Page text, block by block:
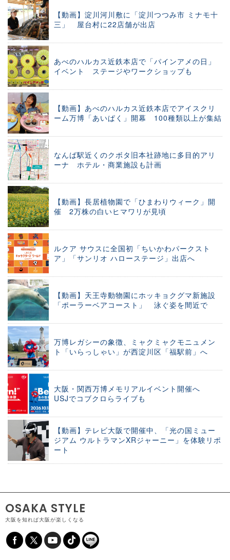
【動画】淀川河川敷に「淀川つつみ市 ミナモ十
三」 屋台村に22店舗が出店
あべのハルカス近鉄本店で「パインアメの日」
イベント ステージやワークショップも
【動画】あべのハルカス近鉄本店でアイスクリ
ーム万博「あいぱく」開幕 100種類以上が集結
なんば駅近くのクボタ旧本社跡地に多目的アリ
ーナ ホテル・商業施設も計画
【動画】長居植物園で「ひまわりウィーク」開
催 2万株の白いヒマワリが見頃
ルクア サウスに全国初「ちいかわパークスト
ア」「サンリオ ハローステージ」出店へ
【動画】天王寺動物園にホッキョクグマ新施設
「ポーラーベアコースト」 泳ぐ姿を間近で
万博レガシーの象徴、ミャクミャクモニュメン
ト「いらっしゃい」が西淀川区「福駅前」へ
大阪・関西万博メモリアルイベント開催へ
USJでコブクロらライブも
【動画】テレビ大阪で開催中、「光の国ミュー
ジアム ウルトラマンXRジャーニー」を体験リポ
ート
OSAKA STYLE
大阪を知れば大阪が楽しくなる